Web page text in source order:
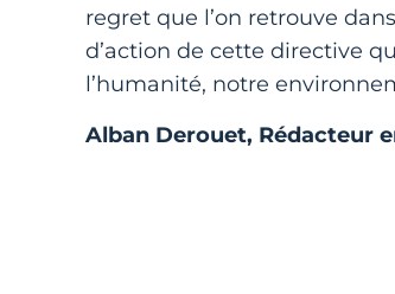
regret que l’on retrouve
d’action de cette directive
l’humanité, notre
Alban Derouet, Rédacteur